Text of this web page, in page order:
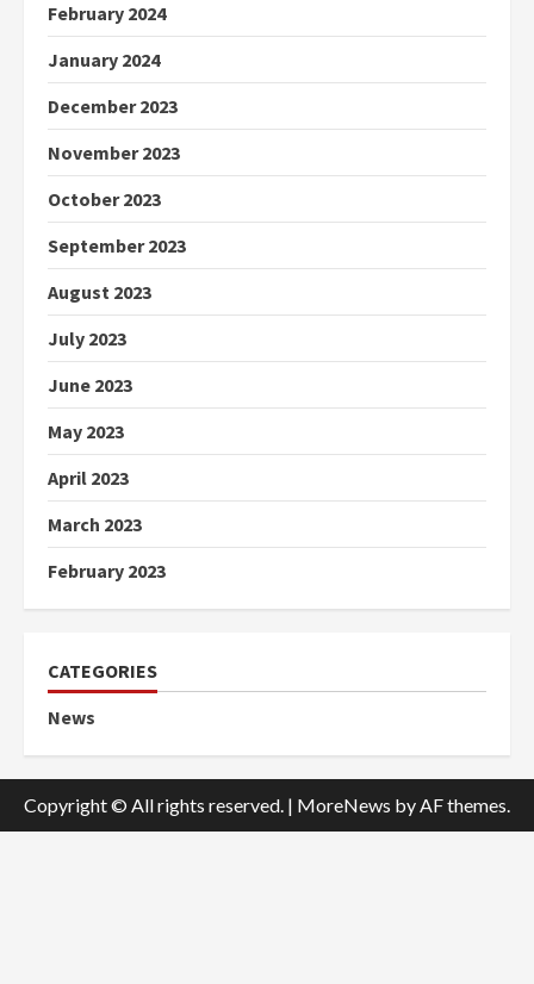
February 2024
January 2024
December 2023
November 2023
October 2023
September 2023
August 2023
July 2023
June 2023
May 2023
April 2023
March 2023
February 2023
CATEGORIES
News
Copyright © All rights reserved. | MoreNews by AF themes.